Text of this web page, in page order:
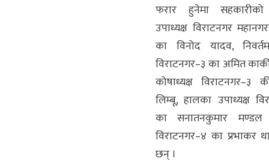
फरार हुनेमा सहकारीको
उपाध्यक्ष विराटनगर
का विनोद यादव,
विराटनगर–३ का अमित
कोषाध्यक्ष विराटनगर–३
लिम्बू, हालका उपाध्यक्ष
का सनातनकुमार
विराटनगर–४ का प्रभाकर
छन् ।